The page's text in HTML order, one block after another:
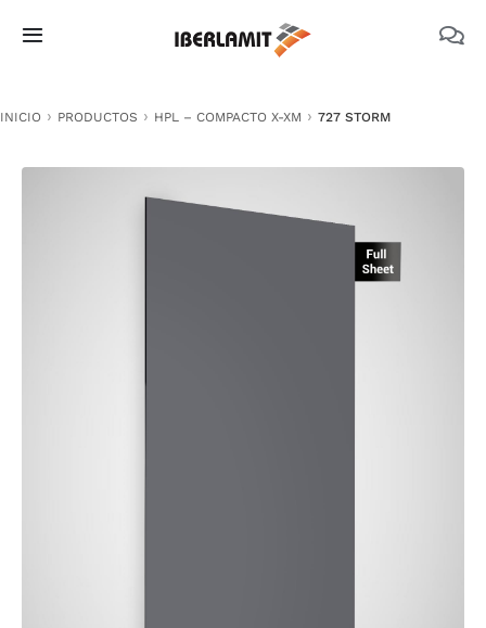
Toggle
NOSOTROS
INICIO PRODUCTOS HPL – COMPACTO X-XM 727 STORM